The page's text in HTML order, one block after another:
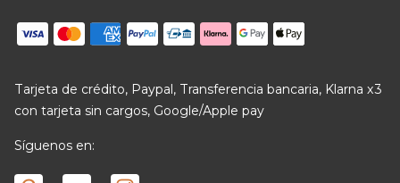
Tarjeta de crédito, Paypal, Transferencia bancaria, Klarna x3
con tarjeta sin cargos, Google/Apple pay
Síguenos en: